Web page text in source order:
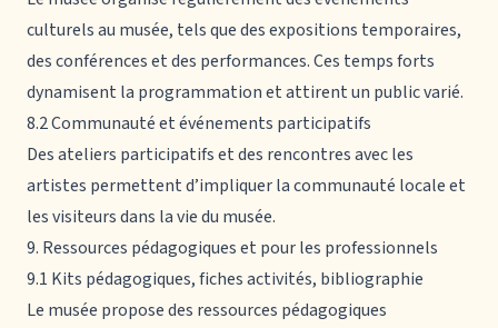
culturels au musée, tels que des expositions temporaires,
des conférences et des performances. Ces temps forts
dynamisent la programmation et attirent un public varié.
8.2 Communauté et événements participatifs
Des ateliers participatifs et des rencontres avec les
artistes permettent d’impliquer la communauté locale et
les visiteurs dans la vie du musée.
9. Ressources pédagogiques et pour les professionnels
9.1 Kits pédagogiques, fiches activités, bibliographie
Le musée propose des ressources pédagogiques